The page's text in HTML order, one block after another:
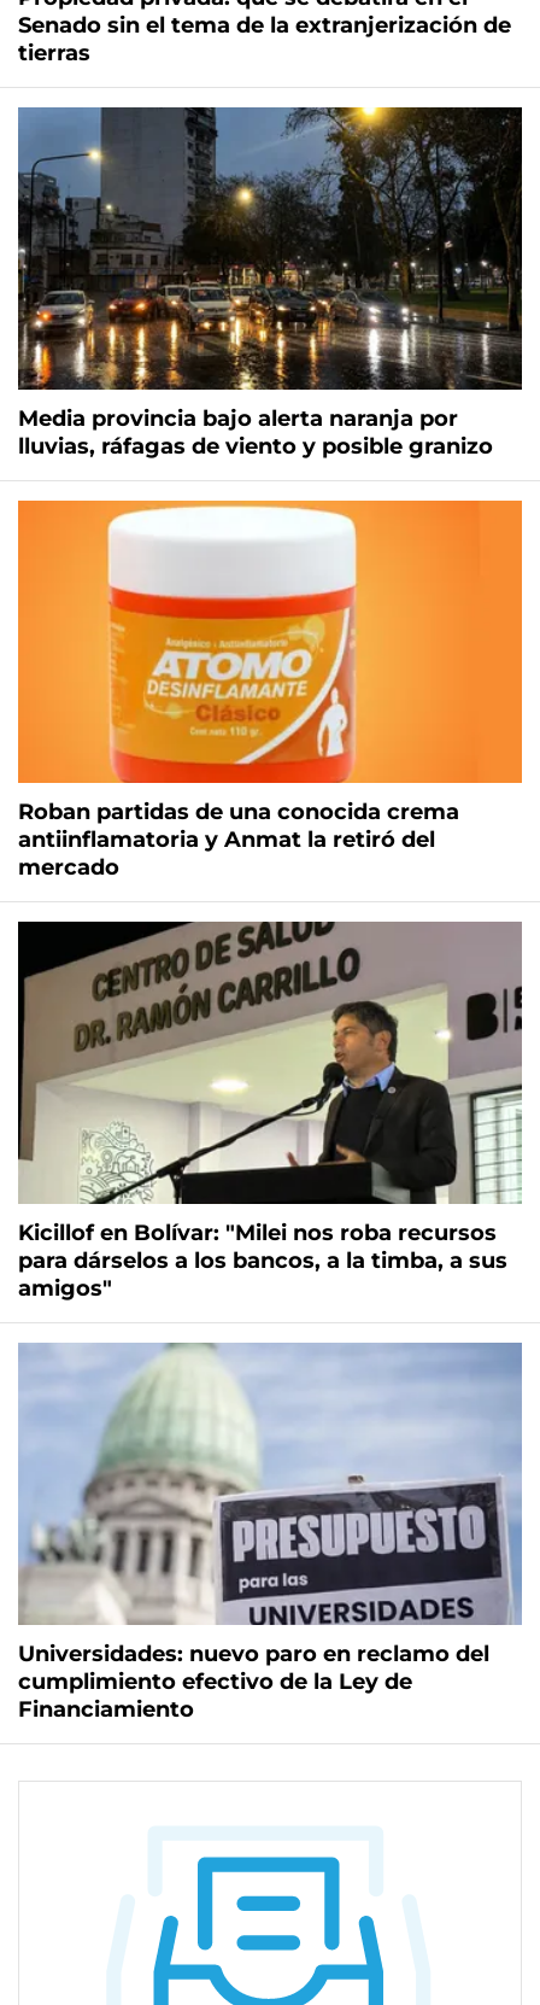
Senado sin el tema de la extranjerización de
tierras
Media provincia bajo alerta naranja por
lluvias, ráfagas de viento y posible granizo
Roban partidas de una conocida crema
antiinflamatoria y Anmat la retiró del
mercado
Kicillof en Bolívar: "Milei nos roba recursos
para dárselos a los bancos, a la timba, a sus
amigos"
Universidades: nuevo paro en reclamo del
cumplimiento efectivo de la Ley de
Financiamiento